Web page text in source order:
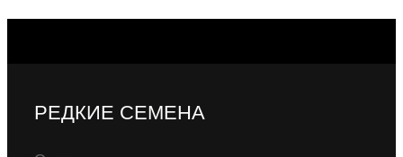
РЕДКИЕ СЕМЕНА